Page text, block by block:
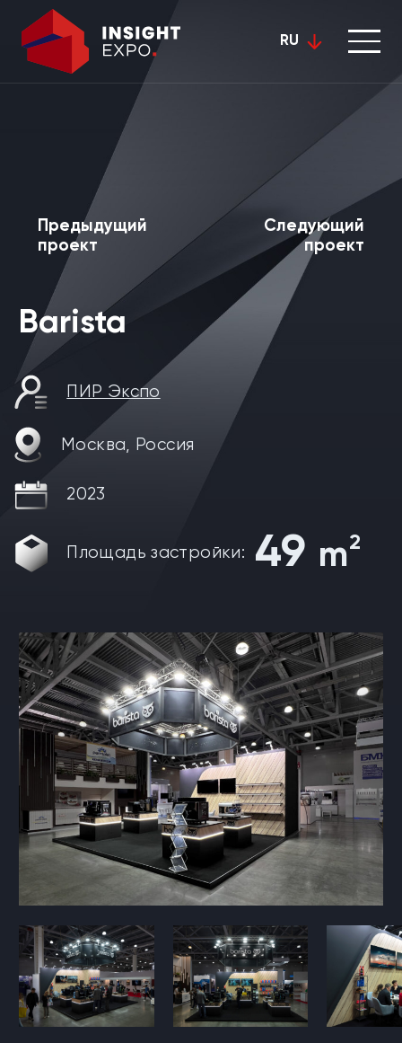
RU
Barista
ПИР Экспо
Москва, Россия
2023
Площадь застройки: 49 m2
Предыдущий
проект
Следующий
проект